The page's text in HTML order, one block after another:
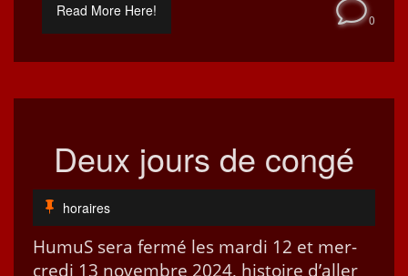
Read More Here!
0
Deux jours de congé
horaires
HumuS sera fer­mé les mar­di 12 et mer­
cre­di 13 novem­bre 2024, his­toire d’aller